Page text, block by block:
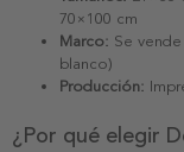
70×100 cm
Marco: Se
blanco)
Producción:
¿Por qué elegir